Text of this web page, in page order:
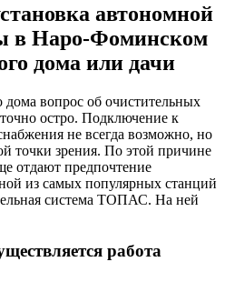
автономной
в Наро-Фоминском
дома или дачи
дома вопрос об очистительных
остро. Подключение к
не всегда возможно, но
точки зрения. По этой причине
отдают предпочтение
из самых популярных станций
система ТОПАС. На ней
работа